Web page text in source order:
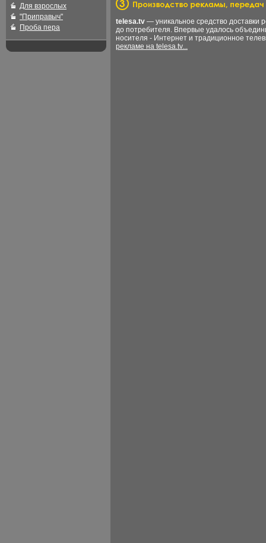
Для взрослых
"Приправыч"
Проба пера
telesa.tv — уникальное средство доставки
до потребителя. Впервые удалось
носителя - Интернет и традиционное
рекламе на telesa.tv...